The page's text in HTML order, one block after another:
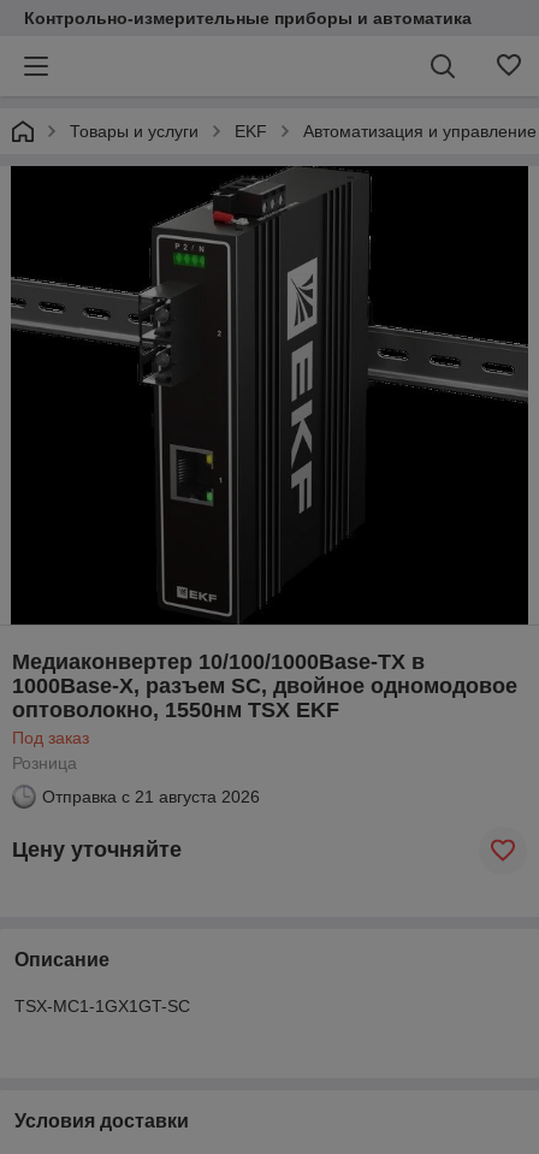
Контрольно-измерительные приборы и автоматика
Товары и услуги EKF Автоматизация и
Медиаконвертер 10/100/1000Base-TX в
1000Base-X, разъем SC, двойное одномодовое
оптоволокно, 1550нм TSX EKF
Под заказ
Розница
Отправка с 21 августа 2026
Цену уточняйте
Описание
TSX-MC1-1GX1GT-SC
Условия доставки